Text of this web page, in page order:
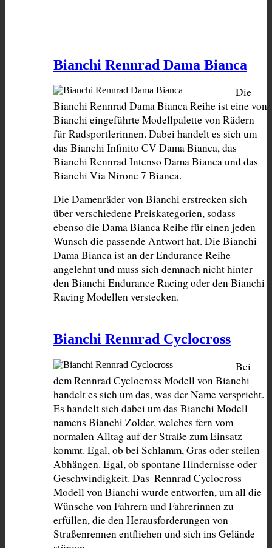
Bianchi Rennrad Dama Bianca
Die
Bianchi Rennrad Dama Bianca Reihe ist eine von
Bianchi eingeführte Modellpalette von Rädern
für Radsportlerinnen. Dabei handelt es sich um
das Bianchi Infinito CV Dama Bianca, das
Bianchi Rennrad Intenso Dama Bianca und das
Bianchi Via Nirone 7 Bianca.
Die Damenräder von Bianchi erstrecken sich
über verschiedene Preiskategorien, sodass
ebenso die Dama Bianca Reihe für einen jeden
Wunsch die passende Antwort hat. Die Bianchi
Dama Bianca ist an der Endurance Reihe
angelehnt und muss sich demnach nicht hinter
den Bianchi Endurance Racing oder den Bianchi
Racing Modellen verstecken.
Bianchi Rennrad Cyclocross
Bei
dem Rennrad Cyclocross Modell von Bianchi
handelt es sich um das, was der Name verspricht.
Es handelt sich dabei um das Bianchi Modell
namens Bianchi Zolder, welches fern vom
normalen Alltag auf der Straße zum Einsatz
kommt. Egal, ob bei Schlamm, Gras oder steilen
Abhängen. Egal, ob spontane Hindernisse oder
Geschwindigkeit. Das  Rennrad Cyclocross
Modell von Bianchi wurde entworfen, um all die
Wünsche von Fahrern und Fahrerinnen zu
erfüllen, die den Herausforderungen von
Straßenrennen entfliehen und sich ins Gelände